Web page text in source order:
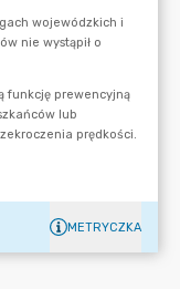
METRYCZKA